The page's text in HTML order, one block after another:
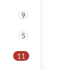
9
5
11